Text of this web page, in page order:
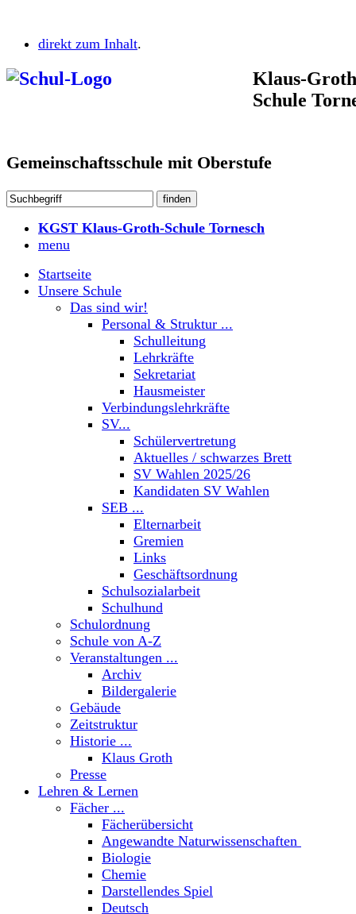
direkt zum Inhalt.
Klaus-
Schule
Gemeinschaftsschule mit Oberstufe
KGST Klaus-Groth-Schule Tornesch
menu
Startseite
Unsere Schule
Das sind wir!
Personal & Struktur ...
Schulleitung
Lehrkräfte
Sekretariat
Hausmeister
Verbindungslehrkräfte
SV...
Schülervertretung
Aktuelles / schwarzes Brett
SV Wahlen 2025/26
Kandidaten SV Wahlen
SEB ...
Elternarbeit
Gremien
Links
Geschäftsordnung
Schulsozialarbeit
Schulhund
Schulordnung
Schule von A-Z
Veranstaltungen ...
Archiv
Bildergalerie
Gebäude
Zeitstruktur
Historie ...
Klaus Groth
Presse
Lehren & Lernen
Fächer ...
Fächerübersicht
Angewandte Naturwissenschaften
Biologie
Chemie
Darstellendes Spiel
Deutsch